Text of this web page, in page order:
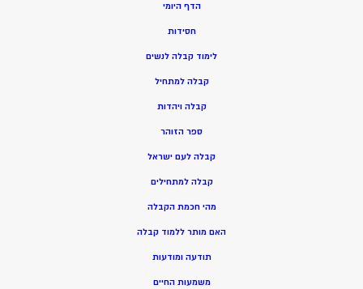
הדף היומי
חסידות
לימוד קבלה לנשים
קבלה למתחיל
קבלה ויהדות
ספר הזוהר
קבלה לעם ישראל
קבלה למתחילים
מהי חכמת הקבלה
האם מותר ללמוד קבלה
תודעה ומודעות
משמעות החיים